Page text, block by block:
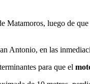
Matamoros, luego de que
Antonio, en las
para que el